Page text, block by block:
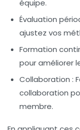
équipe.
Évaluation
ajustez vos
Formation
pour améliorer
Collaboration :
collaboration
membre.